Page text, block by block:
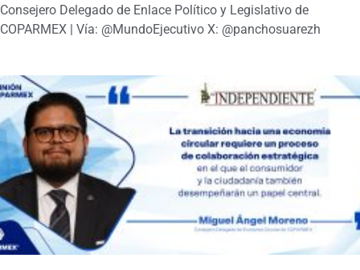
Consejero Delegado de Enlace Político y Legislativo de
COPARMEX | Vía: @MundoEjecutivo X: @panchosuarezh